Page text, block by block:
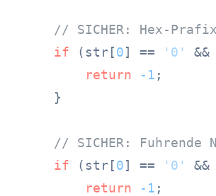
// SICHER: Hex-
if (str[0] == '0'
return
-1 ;
    }
// SICHER:
if (str[0] == '0'
return
-1 ;